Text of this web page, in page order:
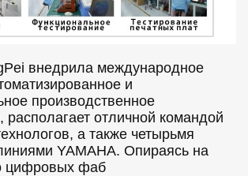
внедрила международное
и
производственное
располагает отличной командой
а также четырьмя
YAMAHA. Опираясь на
цифровых фаб